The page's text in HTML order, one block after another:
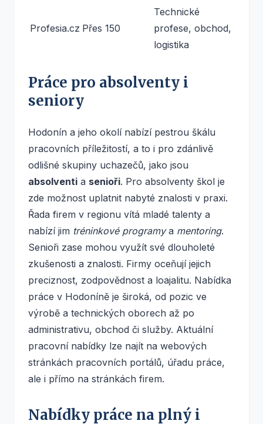
Profesia.cz Přes 150
Technické
profese, obchod,
logistika
Práce pro absolventy i
seniory
Hodonín a jeho okolí nabízí pestrou škálu
pracovních příležitostí, a to i pro zdánlivě
odlišné skupiny uchazečů, jako jsou
absolventi a senioři. Pro absolventy škol je
zde možnost uplatnit nabyté znalosti v praxi.
Řada firem v regionu vítá mladé talenty a
nabízí jim tréninkové programya mentoring.
Senioři zase mohou využít své dlouholeté
zkušenosti a znalosti. Firmy oceňují jejich
preciznost, zodpovědnost a loajalitu. Nabídka
práce v Hodoníně je široká, od pozic ve
výrobě a technických oborech až po
administrativu, obchod či služby. Aktuální
pracovní nabídky lze najít na webových
stránkách pracovních portálů, úřadu práce,
ale i přímo na stránkách firem.
Nabídky práce na plný i